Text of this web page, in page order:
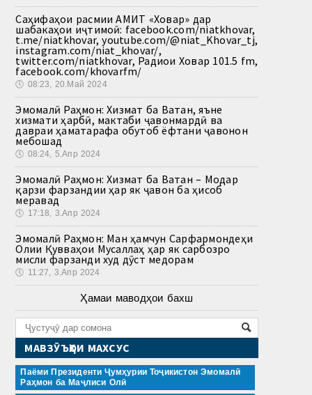
Саҳифаҳои расмии АМИТ «Ховар» дар
шабакаҳои иҷтимоӣ: facebook.com/niatkhovar,
t.me/niatkhovar, youtube.com/@niat_Khovar_tj,
instagram.com/niat_khovar/,
twitter.com/niatkhovar, Радиои Ховар 101.5 fm,
facebook.com/khovarfm/
🕔 08:23, 20.Май 2024
Эмомалӣ Раҳмон: Хизмат ба Ватан, яъне
хизмати ҳарбӣ, мактаби ҷавонмардӣ ва
давраи ҳаматарафа обутоб ёфтани ҷавонон
мебошад
🕔 08:24, 5.Апр 2024
Эмомалӣ Раҳмон: Хизмат ба Ватан – Модар
қарзи фарзандии ҳар як ҷавон ба ҳисоб
меравад
🕔 17:18, 3.Апр 2024
Эмомалӣ Раҳмон: Ман ҳамчун Сарфармондеҳи
Олии Қувваҳои Мусаллаҳ ҳар як сарбозро
мисли фарзанди худ дӯст медорам
🕔 11:27, 3.Апр 2024
Ҳамаи маводҳои бахш
МАВЗӮЪҲОИ МАХСУС
Паёми Президенти Ҷумҳурии Тоҷикистон Эмомалӣ
Раҳмон ба Маҷлиси Олӣ